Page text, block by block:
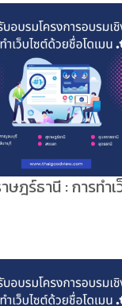
ฎร์ธานี : การทำ